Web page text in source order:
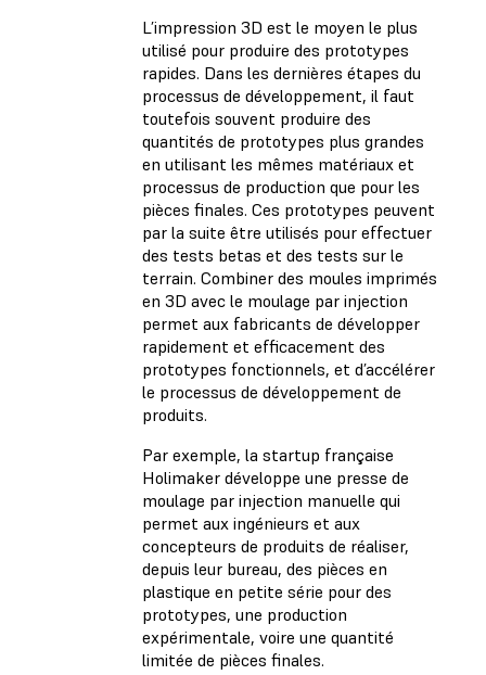
L’impression 3D est le moyen le plus
utilisé pour produire des prototypes
rapides. Dans les dernières étapes du
processus de développement, il faut
toutefois souvent produire des
quantités de prototypes plus grandes
en utilisant les mêmes matériaux et
processus de production que pour les
pièces finales. Ces prototypes peuvent
par la suite être utilisés pour effectuer
des tests betas et des tests sur le
terrain. Combiner des moules imprimés
en 3D avec le moulage par injection
permet aux fabricants de développer
rapidement et efficacement des
prototypes fonctionnels, et d’accélérer
le processus de développement de
produits.
Par exemple, la startup française
Holimaker développe une presse de
moulage par injection manuelle qui
permet aux ingénieurs et aux
concepteurs de produits de réaliser,
depuis leur bureau, des pièces en
plastique en petite série pour des
prototypes, une production
expérimentale, voire une quantité
limitée de pièces finales.